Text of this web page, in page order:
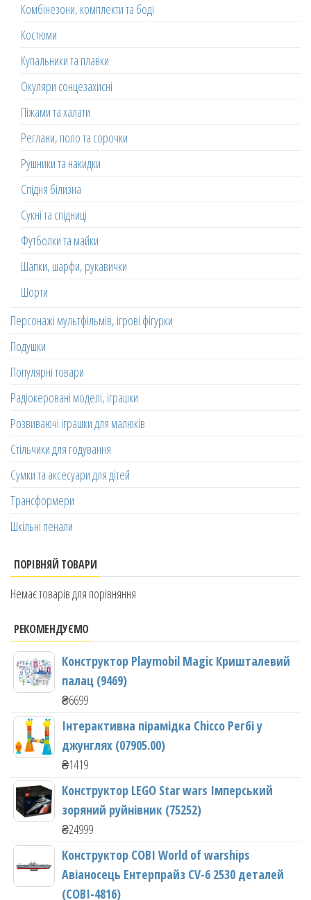
Комбінезони, комплекти та боді
Костюми
Купальники та плавки
Окуляри сонцезахисні
Піжами та халати
Реглани, поло та сорочки
Рушники та накидки
Спідня білизна
Сукні та спідниці
Футболки та майки
Шапки, шарфи, рукавички
Шорти
Персонажі мультфільмів, ігрові фігурки
Подушки
Популярні товари
Радіокеровані моделі, іграшки
Розвиваючі іграшки для малюків
Стільчики для годування
Сумки та аксесуари для дітей
Трансформери
Шкільні пенали
ПОРІВНЯЙ ТОВАРИ
Немає товарів для порівняння
РЕКОМЕНДУЄМО
Конструктор Playmobil Magic Кришталевий
палац (9469)
₴6699
Інтерактивна пірамідка Chicco Регбі у
джунглях (07905.00)
₴1419
Конструктор LEGO Star wars Імперський
зоряний руйнівник (75252)
₴24999
Конструктор COBI World of warships
Авіаносець Ентерпрайз CV-6 2530 деталей
(COBI-4816)